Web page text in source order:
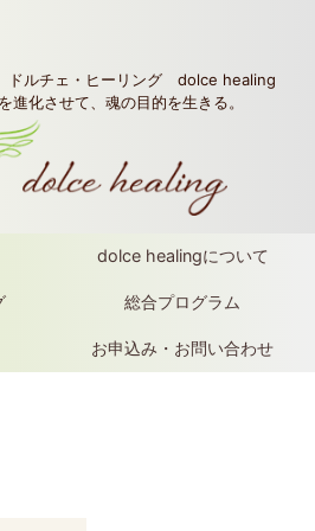
ドルチェ・ヒーリング dolce healing
化させて、魂の目的を生きる。
dolce healingについて
総合プログラム
お申込み・お問い合わせ